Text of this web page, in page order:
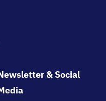
& Social